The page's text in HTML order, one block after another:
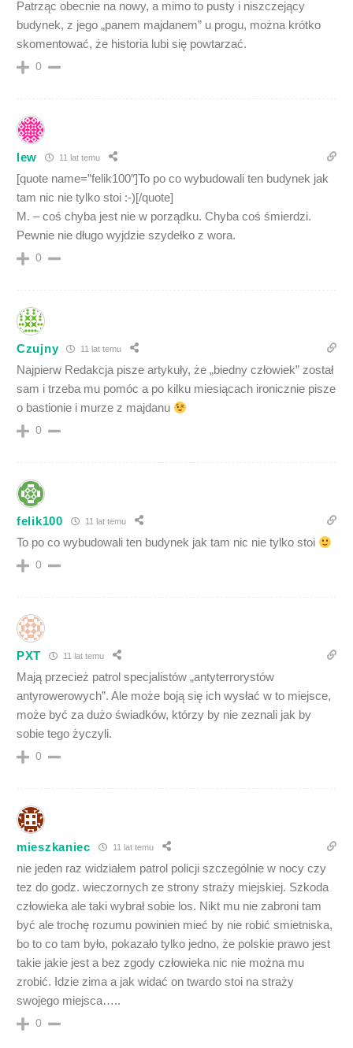
Patrząc obecnie na nowy, a mimo to pusty i niszczejący
budynek, z jego „panem majdanem” u progu, można krótko
skomentować, że historia lubi się powtarzać.
0
lew 11 lat temu
[quote name=”felik100″]To po co wybudowali ten budynek jak
tam nic nie tylko stoi :-)[/quote]
M. – coś chyba jest nie w porządku. Chyba coś śmierdzi.
Pewnie nie długo wyjdzie szydełko z wora.
0
Czujny 11 lat temu
Najpierw Redakcja pisze artykuły, że „biedny człowiek” został
sam i trzeba mu pomóc a po kilku miesiącach ironicznie pisze
o bastionie i murze z majdanu
0
felik100 11 lat temu
To po co wybudowali ten budynek jak tam nic nie tylko stoi
0
PXT 11 lat temu
Mają przecież patrol specjalistów „antyterrorystów
antyrowerowych”. Ale może boją się ich wysłać w to miejsce,
może być za dużo świadków, którzy by nie zeznali jak by
sobie tego życzyli.
0
mieszkaniec 11 lat temu
nie jeden raz widziałem patrol policji szczególnie w nocy czy
tez do godz. wieczornych ze strony straży miejskiej. Szkoda
człowieka ale taki wybrał sobie los. Nikt mu nie zabroni tam
być ale trochę rozumu powinien mieć by nie robić smietniska,
bo to co tam było, pokazało tylko jedno, że polskie prawo jest
takie jakie jest a bez zgody człowieka nic nie można mu
zrobić. Idzie zima a jak widać on twardo stoi na straży
swojego miejsca…..
0